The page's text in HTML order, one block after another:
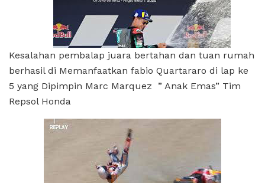
Kesalahan pembalap juara bertahan dan tuan rumah
berhasil di Memanfaatkan fabio Quartararo di lap ke
5 yang Dipimpin Marc Marquez ” Anak Emas” Tim
Repsol Honda